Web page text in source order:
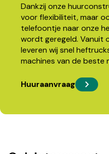
Dankzij onze
voor flexibiliteit, maar
telefoontje naar onze
wordt geregeld. Vanuit
leveren wij snel
machines van de beste
Huuraanvraag